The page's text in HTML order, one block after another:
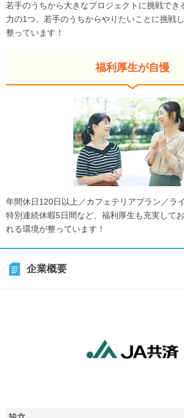
若手のうちから大きなプロジェクトに挑戦でき
力の1つ。若手のうちからやりたいことに挑戦
整っています！
福利厚生が自慢
年間休日120日以上／カフェテリアプラン／ラ
特別連続休暇5日間など、福利厚生も充実して
れる環境が整っています！
企業概要